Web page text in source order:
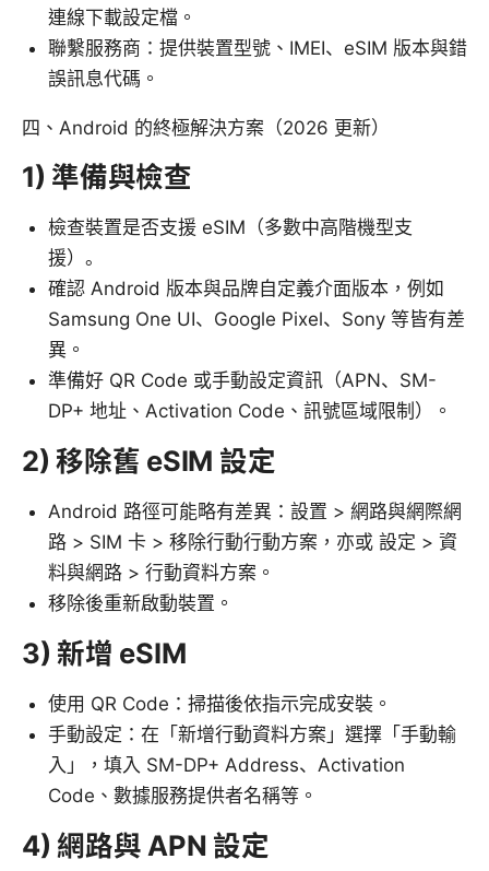
連線下載設定檔。
聯繫服務商：提供裝置型號、IMEI、eSIM 版本與錯
誤訊息代碼。
四、Android 的終極解決方案（2026 更新）
1) 準備與檢查
檢查裝置是否支援 eSIM（多數中高階機型支
援）。
確認 Android 版本與品牌自定義介面版本，例如
Samsung One UI、Google Pixel、Sony 等皆有差
異。
準備好 QR Code 或手動設定資訊（APN、SM-
DP+ 地址、Activation Code、訊號區域限制）。
2) 移除舊 eSIM 設定
Android 路徑可能略有差異：設置 > 網路與網際網
路 > SIM 卡 > 移除行動行動方案，亦或 設定 > 資
料與網路 > 行動資料方案。
移除後重新啟動裝置。
3) 新增 eSIM
使用 QR Code：掃描後依指示完成安裝。
手動設定：在「新增行動資料方案」選擇「手動輸
入」，填入 SM-DP+ Address、Activation
Code、數據服務提供者名稱等。
4) 網路與 APN 設定